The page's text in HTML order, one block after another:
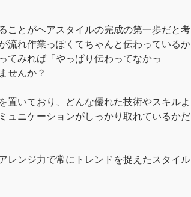
ことがヘアスタイルの完成の第一歩だと考
流れ作業っぽくてちゃんと伝わっているか
てみれば「やっぱり伝わってなかっ
せんか？
置いており、どんな優れた技術やスキルよ
ュニケーションがしっかり取れているかだ
レンジ力で常にトレンドを捉えたスタイル